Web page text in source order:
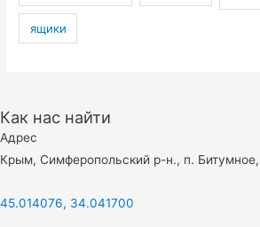
ящики
Как нас найти
Адрес
Крым, Симферопольский р-н., п.
45.014076, 34.041700